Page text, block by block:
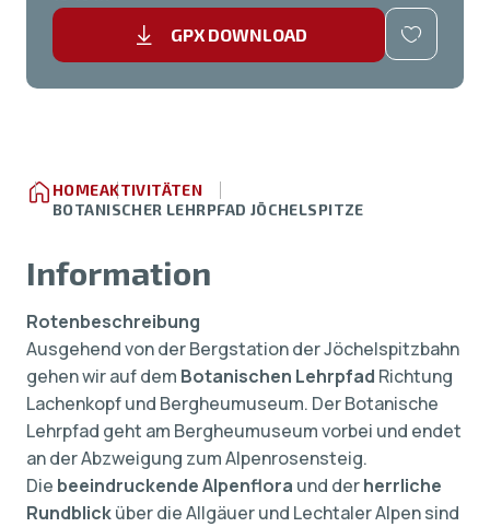
GPX DOWNLOAD
HOMEAKTIVITÄTEN
BOTANISCHER LEHRPFAD JÖCHELSPITZE
Information
Rotenbeschreibung
Ausgehend von der Bergstation der Jöchelspitzbahn
gehen wir auf dem Botanischen Lehrpfad Richtung
Lachenkopf und Bergheumuseum. Der Botanische
Lehrpfad geht am Bergheumuseum vorbei und endet
an der Abzweigung zum Alpenrosensteig.
Die beeindruckende Alpenflora und derherrliche
Rundblicküber die Allgäuer und Lechtaler Alpen sind